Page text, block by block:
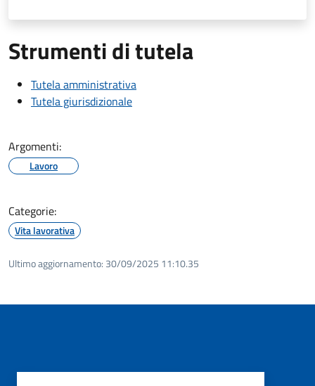
Strumenti di tutela
Tutela amministrativa
Tutela giurisdizionale
Argomenti:
Lavoro
Categorie:
Vita lavorativa
Ultimo aggiornamento: 30/09/2025 11:10.35